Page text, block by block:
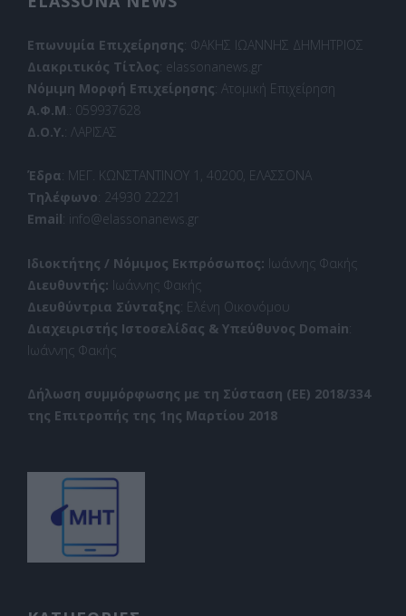
Επωνυμία Επιχείρησης: ΦΑΚΗΣ ΙΩΑΝΝΗΣ ΔΗΜΗΤΡΙΟΣ
Διακριτικός Τίτλος: elassonanews.gr
Νόμιμη Μορφή Επιχείρησης: Ατομική Επιχείρηση
Α.Φ.Μ.: 059937628
Δ.Ο.Υ.: ΛΑΡΙΣΑΣ
Έδρα: ΜΕΓ. ΚΩΝΣΤΑΝΤΙΝΟΥ 1, 40200, ΕΛΑΣΣΟΝΑ
Τηλέφωνο: 24930 22221
Email: info@elassonanews.gr
Ιδιοκτήτης / Νόμιμος Εκπρόσωπος: Ιωάννης Φακής
Διευθυντής: Ιωάννης Φακής
Διευθύντρια Σύνταξης: Ελένη Οικονόμου
Διαχειριστής Ιστοσελίδας & Υπεύθυνος Domain:
Ιωάννης Φακής
Δήλωση συμμόρφωσης με τη Σύσταση (ΕΕ) 2018/334
της Επιτροπής της 1ης Μαρτίου 2018